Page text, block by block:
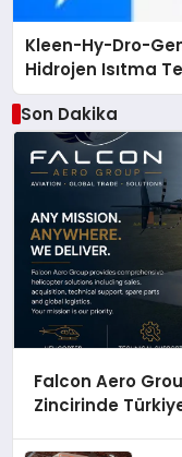
Kleen-Hy-Dro-
Hidrojen Isıtma
Düzenleyici
Son Dakika
Falcon Aero
Zincirinde